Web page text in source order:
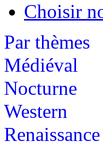
Choisir
Par thèmes
Médiéval
Nocturne
Western
Renaissance